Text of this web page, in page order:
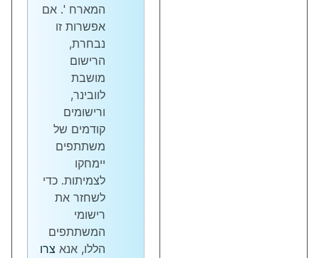
המארח '. אם
אפשרות זו
נבחרת,
הרישום
מושבת
לוובינר,
ורישומים
קודמים של
משתתפים
יימחקו
לצמיתות. כדי
לשחזר את
רישומי
המשתתפים
הללו, אנא צרו